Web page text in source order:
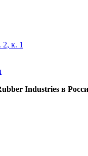
2, к. 1
Industries в